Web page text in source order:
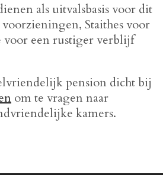
als uitvalsbasis voor dit
Staithes voor
voor een rustiger verblijf
pension dicht bij
om te vragen naar
kamers.